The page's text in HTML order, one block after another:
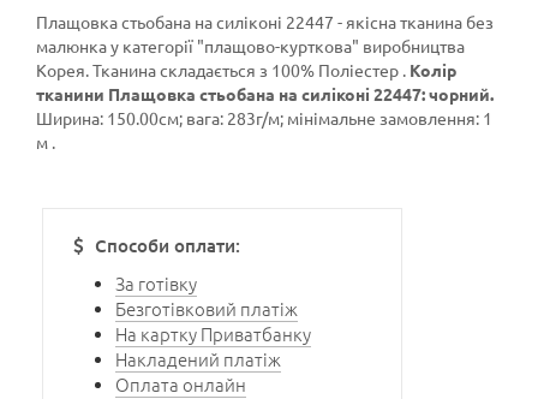
Плащовка стьобана на силіконі 22447 - якісна тканина без
малюнка у категорії "плащово-курткова" виробництва
Корея. Тканина складається з 100% Поліестер . Колір
тканини Плащовка стьобана на силіконі 22447: чорний.
Ширина: 150.00см; вага: 283г/м; мінімальне замовлення: 1
м .
Способи оплати:
За готівку
Безготівковий платіж
На картку Приватбанку
Накладений платіж
Оплата онлайн